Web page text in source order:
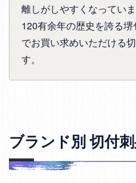
離しがしやすくなっていま
120有余年の歴史を誇る堺
でお買い求めいただける
す。
ブランド別 切付